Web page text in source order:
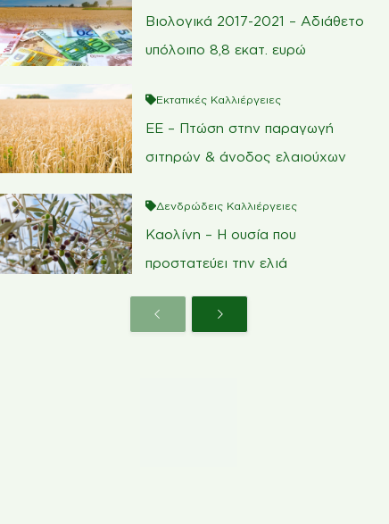
Βιολογικά 2017-2021 – Αδιάθετο
υπόλοιπο 8,8 εκατ. ευρώ
Εκτατικές Καλλιέργειες
ΕΕ – Πτώση στην παραγωγή
σιτηρών & άνοδος ελαιούχων
Δενδρώδεις Καλλιέργειες
Καολίνη – Η ουσία που
προστατεύει την ελιά